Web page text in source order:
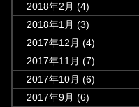
2018年2月 (4)
2018年1月 (3)
2017年12月 (4)
2017年11月 (7)
2017年10月 (6)
2017年9月 (6)